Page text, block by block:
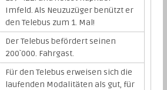
Imfeld. Als Neuzuzüger benützt er
den Telebus zum 1. Mal!
Der Telebus befördert seinen
200`000. Fahrgast.
Für den Telebus erweisen sich die
laufenden Modalitäten als gut, für